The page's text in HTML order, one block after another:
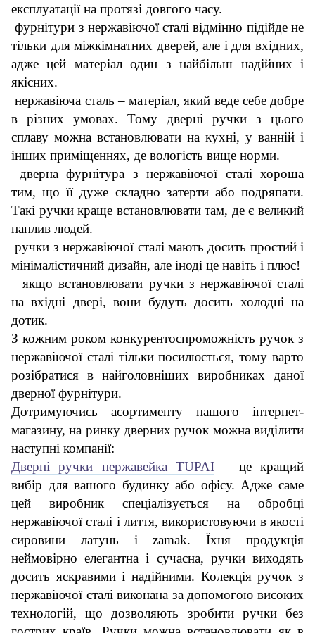
експлуатації на протязі довгого часу.
фурнітури з нержавіючої сталі відмінно підійде не
тільки для міжкімнатних дверей, але і для вхідних,
адже цей матеріал один з найбільш надійних і
якісних.
нержавіюча сталь – матеріал, який веде себе добре
в різних умовах. Тому дверні ручки з цього
сплаву можна встановлювати на кухні, у ванній і
інших приміщеннях, де вологість вище норми.
дверна фурнітура з нержавіючої сталі хороша
тим, що її дуже складно затерти або подряпати.
Такі ручки краще встановлювати там, де є великий
наплив людей.
ручки з нержавіючої сталі мають досить простий і
мінімалістичний дизайн, але іноді це навіть і плюс!
якщо встановлювати ручки з нержавіючої сталі
на вхідні двері, вони будуть досить холодні на
дотик.
З кожним роком конкурентоспроможність ручок з
нержавіючої сталі тільки посилюється, тому варто
розібратися в найголовніших виробниках даної
дверної фурнітури.
Дотримуючись асортименту нашого інтернет-
магазину, на ринку дверних ручок можна виділити
наступні компанії:
Дверні ручки нержавейка TUPAI – це кращий
вибір для вашого будинку або офісу. Адже саме
цей виробник спеціалізується на обробці
нержавіючої сталі і лиття, використовуючи в якості
сировини латунь і zamak. Їхня продукція
неймовірно елегантна і сучасна, ручки виходять
досить яскравими і надійними. Колекція ручок з
нержавіючої сталі виконана за допомогою високих
технологій, що дозволяють зробити ручки без